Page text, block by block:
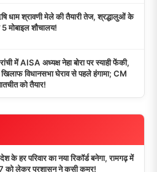
धाम श्रावणी मेले की तैयारी तेज, श्रद्धालुओं के
मोबाइल शौचालय!
में AISA अध्यक्ष नेहा बोरा पर स्याही फेंकी,
खिलाफ विधानसभा घेराव से पहले हंगामा; CM
को तैयार!
हर परिवार का नया रिकॉर्ड बनेगा, रामगढ़ में
को लेकर प्रशासन ने कसी कमर!